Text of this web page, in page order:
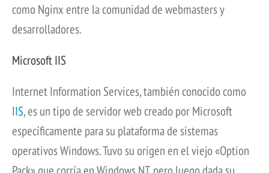
como Nginx entre la comunidad de webmasters y
desarrolladores.
Microsoft IIS
Internet Information Services, también conocido como
IIS, es un tipo de servidor web creado por Microsoft
específicamente para su plataforma de sistemas
operativos Windows. Tuvo su origen en el viejo «Option